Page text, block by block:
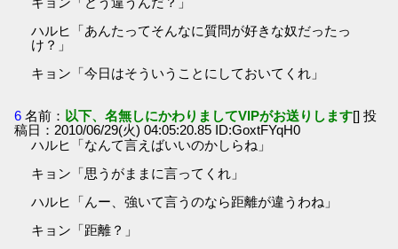
ハルヒ「あんたってそんなに質問が好きな奴だったっ
け？」
キョン「今日はそういうことにしておいてくれ」
6 名前： 以下、名無しにかわりましてVIPがお送りします[] 投
稿日：2010/06/29(火) 04:05:20.85 ID:GoxtFYqH0
ハルヒ「なんて言えばいいのかしらね」
キョン「思うがままに言ってくれ」
ハルヒ「んー、強いて言うのなら距離が違うわね」
キョン「距離？」